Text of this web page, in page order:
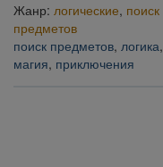
Жанр: логические, поиск
предметов
поиск предметов, логика,
магия, приключения